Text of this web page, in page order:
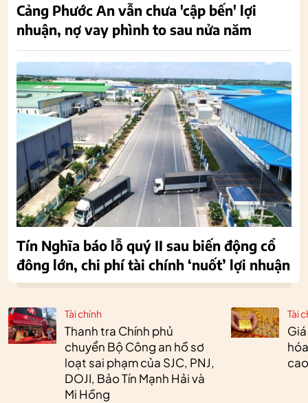
Tài chính
Thanh tra Chính phủ
chuyển Bộ Công an hồ sơ
loạt sai phạm của SJC, PNJ,
DOJI, Bảo Tín Mạnh Hải và
Mi Hồng
Tài
Cảng Phước An vẫn chưa 'cập bến' lợi
nhuận, nợ vay phình to sau nửa năm
Tín Nghĩa báo lỗ quý II sau biến động cổ
đông lớn, chi phí tài chính ‘nuốt’ lợi nhuận